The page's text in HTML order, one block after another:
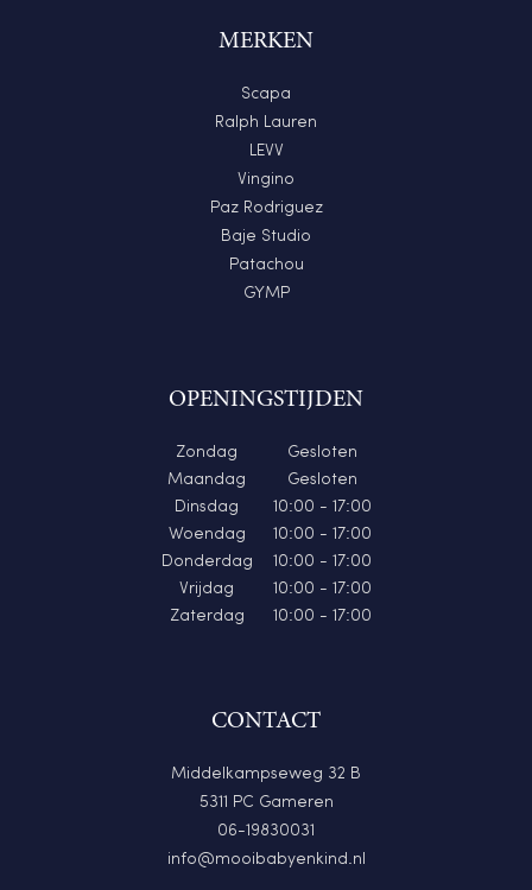
MERKEN
Scapa
Ralph Lauren
LEVV
Vingino
Paz Rodriguez
Baje Studio
Patachou
GYMP
OPENINGSTIJDEN
Zondag
Gesloten
Maandag
Gesloten
Dinsdag
10:00 - 17:00
Woendag
10:00 - 17:00
Donderdag
10:00 - 17:00
Vrijdag
10:00 - 17:00
Zaterdag
10:00 - 17:00
CONTACT
Middelkampseweg 32 B
5311 PC Gameren
06-19830031
info@mooibabyenkind.nl